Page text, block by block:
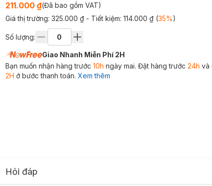
211.000 ₫(Đã bao gồm VAT)
Giá thị trường: 325.000 ₫ - Tiết kiệm: 114.000 ₫(35%)
Số lượng:
Giao Nhanh Miễn Phí 2H
Bạn muốn nhận hàng trước 10h ngày mai. Đặt hàng trước 24h và
2H ở bước thanh toán. Xem thêm
Hỏi đáp